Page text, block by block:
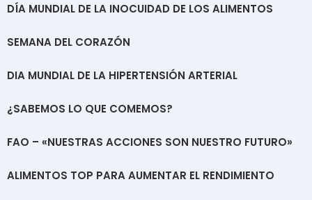
DÍA MUNDIAL DE LA INOCUIDAD DE LOS ALIMENTOS
SEMANA DEL CORAZÓN
DIA MUNDIAL DE LA HIPERTENSIÓN ARTERIAL
¿SABEMOS LO QUE COMEMOS?
FAO – «NUESTRAS ACCIONES SON NUESTRO FUTURO»
ALIMENTOS TOP PARA AUMENTAR EL RENDIMIENTO